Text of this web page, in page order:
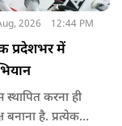
2026 12:44 PM
प्रदेशभर में
स्थापित करना ही
बनाना है. प्रत्येक